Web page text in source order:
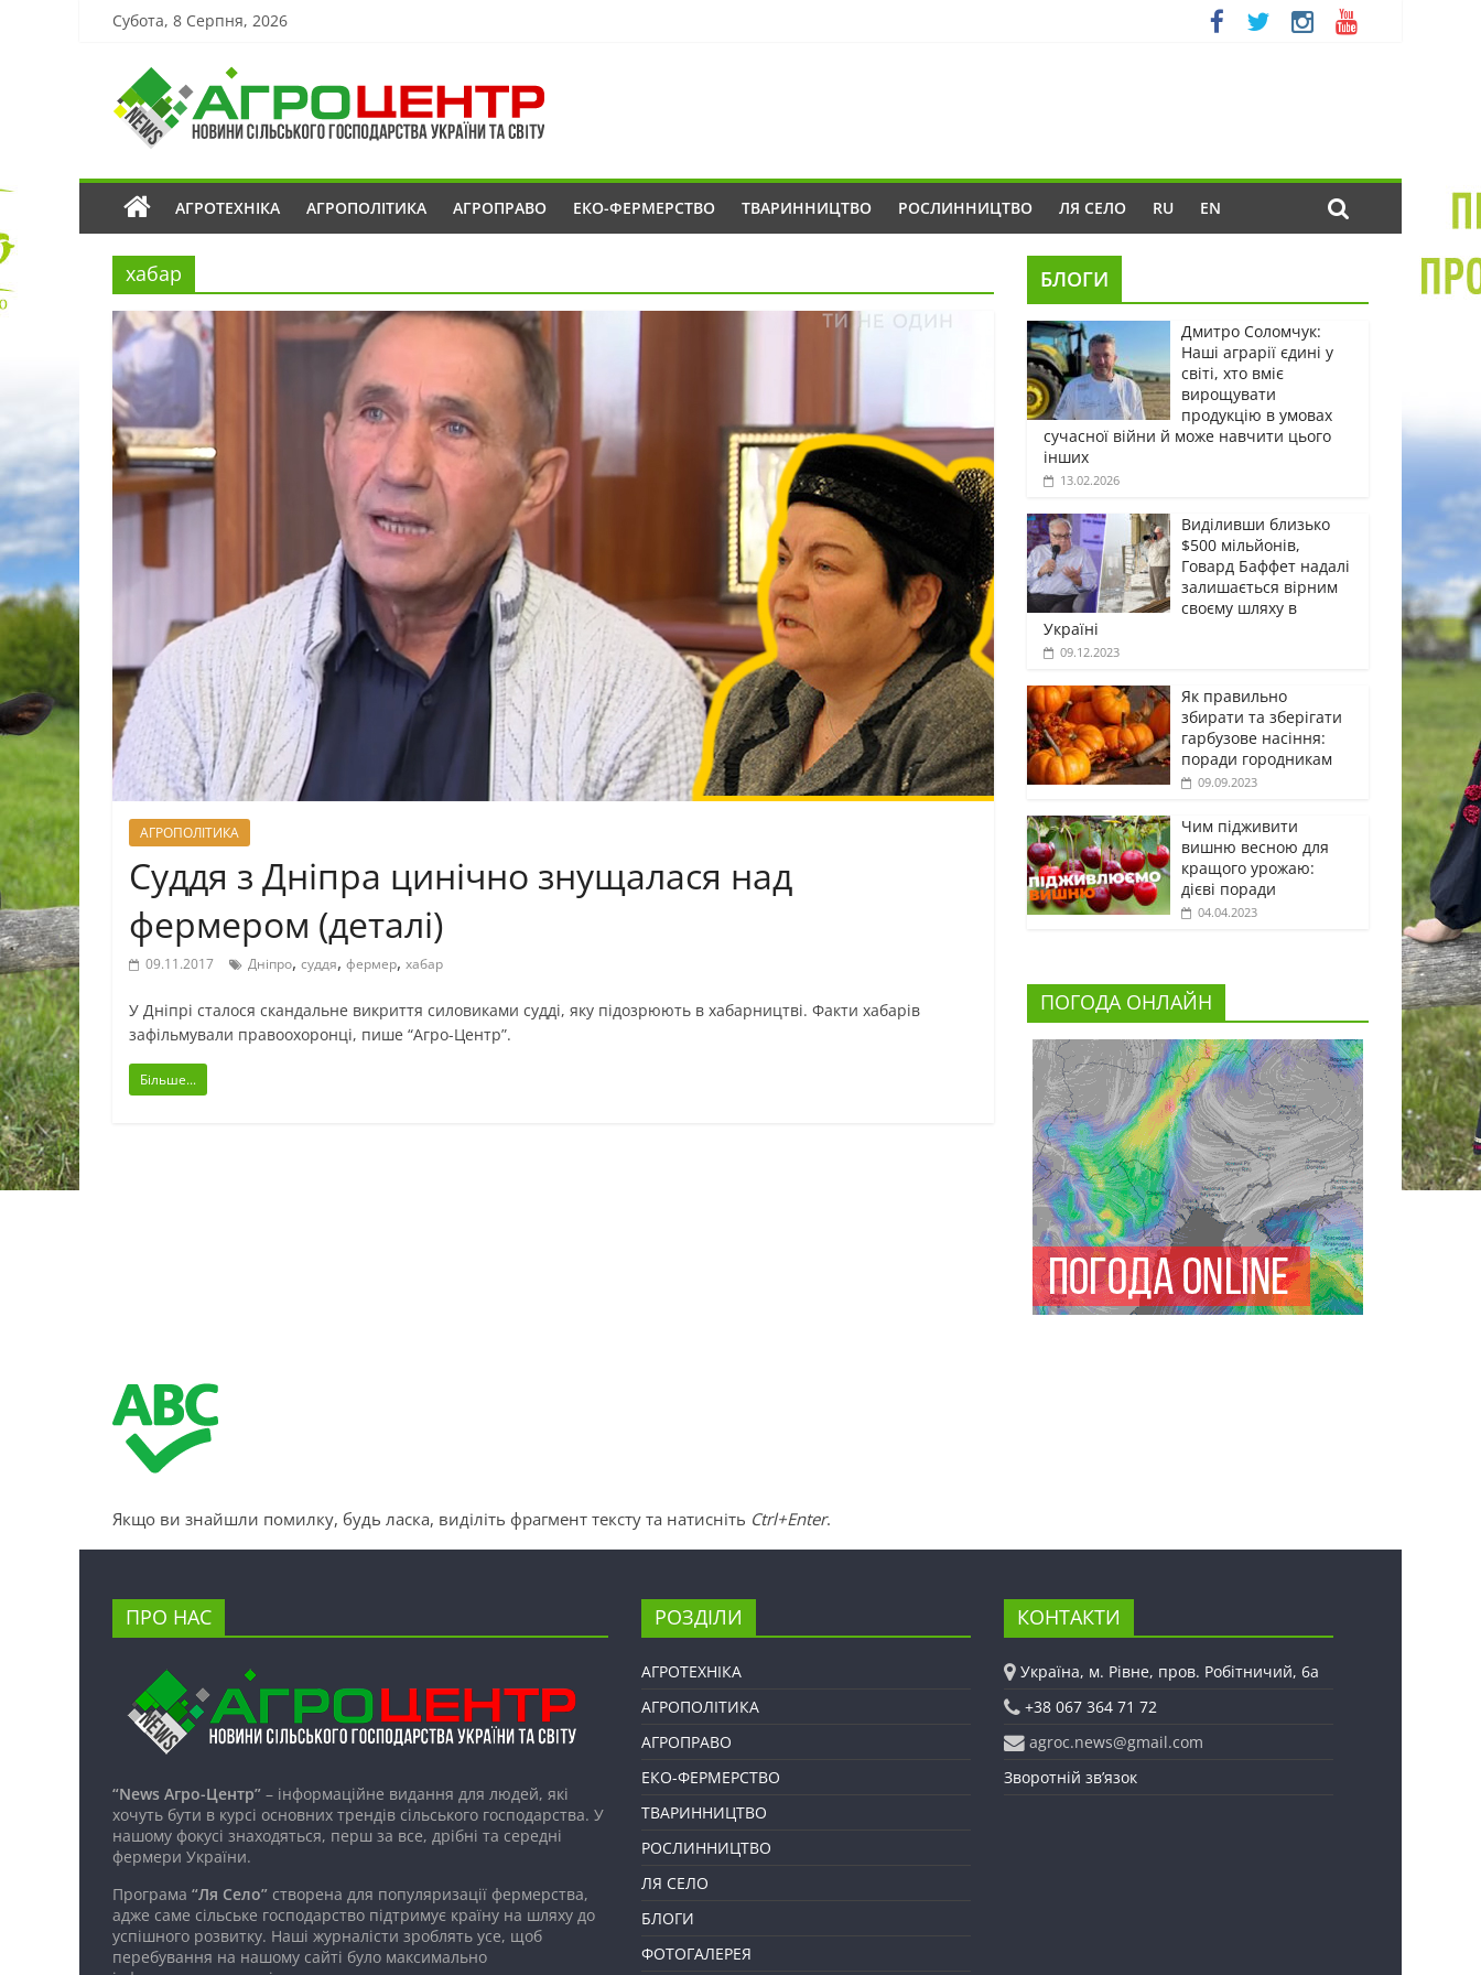
Субота, 8 Серпня, 2026
АГРОТЕХНІКА АГРОПОЛІТИКА АГРОПРАВО ЕКО-ФЕРМЕРСТВО ТВАРИННИЦТВО РОСЛИННИЦТВО ЛЯ СЕЛО RU EN
хабар
АГРОПОЛІТИКА
Cуддя з Дніпра цинічно знущалася над
фермером (деталі)
09.11.2017 Дніпро, суддя, фермер, хабар
У Дніпрі сталося скандальне викриття силовиками судді, яку підозрюють в хабарництві. Факти хабарів
зафільмували правоохоронці, пише “Агро-Центр”.
Більше...
БЛОГИ
Дмитро Соломчук:
Наші аграрії єдині у
світі, хто вміє
вирощувати
продукцію в умовах
сучасної війни й може навчити цього
інших
13.02.2026
Виділивши близько
$500 мільйонів,
Говард Баффет надалі
залишається вірним
своєму шляху в
Україні
09.12.2023
Як правильно
збирати та зберігати
гарбузове насіння:
поради городникам
09.09.2023
Чим підживити
вишню весною для
кращого урожаю:
дієві поради
04.04.2023
ПОГОДА ОНЛАЙН
Якщо ви знайшли помилку, будь ласка, виділіть фрагмент тексту та натисніть Ctrl+Enter.
ПРО НАС
“News Агро-Центр” – інформаційне видання для людей, які
хочуть бути в курсі основних трендів сільського господарства. У
нашому фокусі знаходяться, перш за все, дрібні та середні
фермери України.
Програма “Ля Село” створена для популяризації фермерства,
адже саме сільське господарство підтримує країну на шляху до
успішного розвитку. Наші журналісти зроблять усе, щоб
перебування на нашому сайті було максимально
РОЗДІЛИ
АГРОТЕХНІКА
АГРОПОЛІТИКА
АГРОПРАВО
ЕКО-ФЕРМЕРСТВО
ТВАРИННИЦТВО
РОСЛИННИЦТВО
ЛЯ СЕЛО
БЛОГИ
ФОТОГАЛЕРЕЯ
КОНТАКТИ
Україна, м. Рівне, пров. Робітничий, 6а
+38 067 364 71 72
agroc.news@gmail.com
Зворотній зв’язок